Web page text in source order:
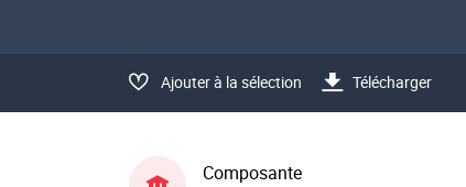
Ajouter à la sélection Télécharger
Composante